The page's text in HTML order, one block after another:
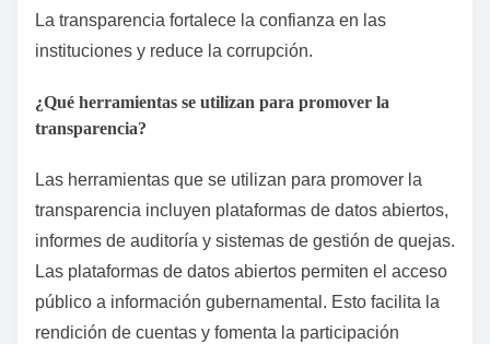
La transparencia fortalece la confianza en las
instituciones y reduce la corrupción.
¿Qué herramientas se utilizan para promover la
transparencia?
Las herramientas que se utilizan para promover la
transparencia incluyen plataformas de datos abiertos,
informes de auditoría y sistemas de gestión de quejas.
Las plataformas de datos abiertos permiten el acceso
público a información gubernamental. Esto facilita la
rendición de cuentas y fomenta la participación